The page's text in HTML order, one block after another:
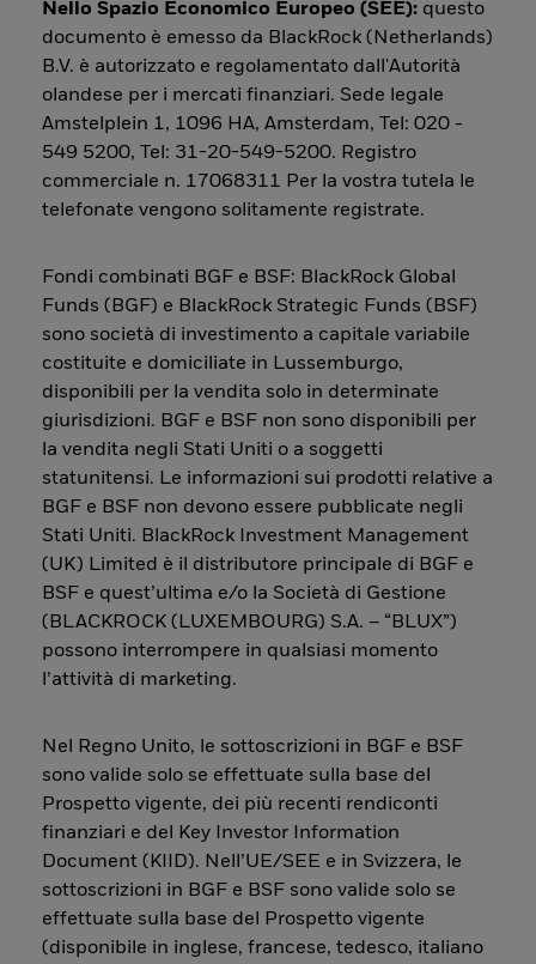
Nello Spazio Economico Europeo (SEE): questo
documento è emesso da BlackRock (Netherlands)
B.V. è autorizzato e regolamentato dall'Autorità
olandese per i mercati finanziari. Sede legale
Amstelplein 1, 1096 HA, Amsterdam, Tel: 020 -
549 5200, Tel: 31-20-549-5200. Registro
commerciale n. 17068311 Per la vostra tutela le
telefonate vengono solitamente registrate.
Fondi combinati BGF e BSF: BlackRock Global
Funds (BGF) e BlackRock Strategic Funds (BSF)
sono società di investimento a capitale variabile
costituite e domiciliate in Lussemburgo,
disponibili per la vendita solo in determinate
giurisdizioni. BGF e BSF non sono disponibili per
la vendita negli Stati Uniti o a soggetti
statunitensi. Le informazioni sui prodotti relative a
BGF e BSF non devono essere pubblicate negli
Stati Uniti. BlackRock Investment Management
(UK) Limited è il distributore principale di BGF e
BSF e quest’ultima e/o la Società di Gestione
(BLACKROCK (LUXEMBOURG) S.A. – “BLUX”)
possono interrompere in qualsiasi momento
l’attività di marketing.
Nel Regno Unito, le sottoscrizioni in BGF e BSF
sono valide solo se effettuate sulla base del
Prospetto vigente, dei più recenti rendiconti
finanziari e del Key Investor Information
Document (KIID). Nell’UE/SEE e in Svizzera, le
sottoscrizioni in BGF e BSF sono valide solo se
effettuate sulla base del Prospetto vigente
(disponibile in inglese, francese, tedesco, italiano